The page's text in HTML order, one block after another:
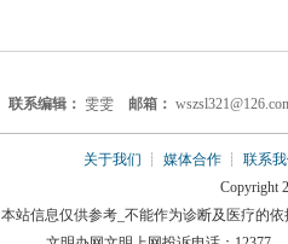
联系编辑： 雯雯 邮箱：
关于我们 ┊ 媒体合作┊ 联系
Copyright
本站信息仅供参考_不能作为诊断及医疗的